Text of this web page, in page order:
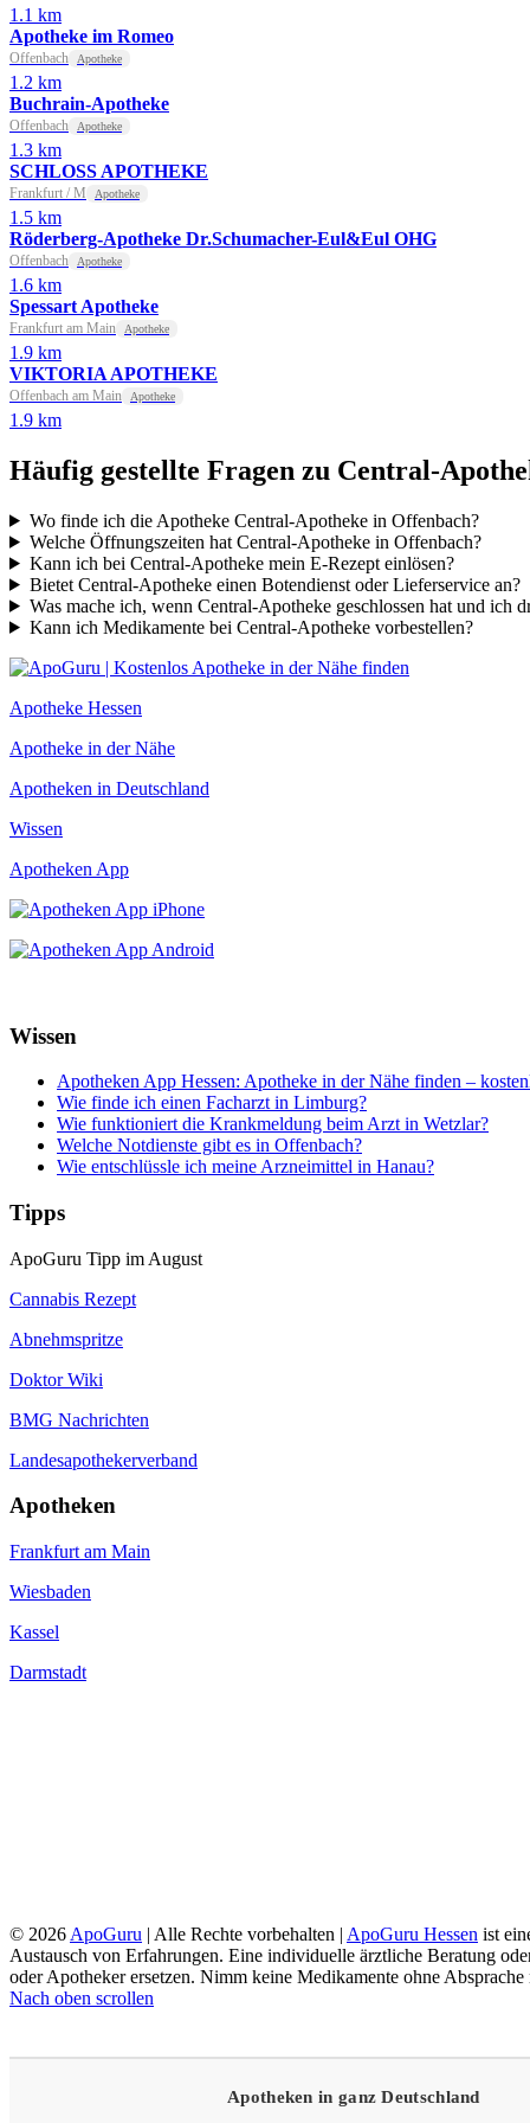
1.1 km
Apotheke im Romeo
Offenbach Apotheke
1.2 km
Buchrain-Apotheke
Offenbach Apotheke
1.3 km
SCHLOSS APOTHEKE
Frankfurt / M Apotheke
1.5 km
Röderberg-Apotheke Dr.Schumacher-Eul&Eul OHG
Offenbach Apotheke
1.6 km
Spessart Apotheke
Frankfurt am Main Apotheke
1.9 km
VIKTORIA APOTHEKE
Offenbach am Main Apotheke
1.9 km
Häufig gestellte Fragen zu Central-
Wo finde ich die Apotheke Central-Apotheke in Offenbach?
Welche Öffnungszeiten hat Central-Apotheke in Offenbach?
Kann ich bei Central-Apotheke mein E-Rezept einlösen?
Bietet Central-Apotheke einen Botendienst oder Lieferservice an?
Was mache ich, wenn Central-Apotheke geschlossen hat und ich
Kann ich Medikamente bei Central-Apotheke vorbestellen?
Apotheke Hessen
Apotheke in der Nähe
Apotheken in Deutschland
Wissen
Apotheken App
Wissen
Apotheken App Hessen: Apotheke in der Nähe finden –
Wie finde ich einen Facharzt in Limburg?
Wie funktioniert die Krankmeldung beim Arzt in Wetzlar?
Welche Notdienste gibt es in Offenbach?
Wie entschlüssle ich meine Arzneimittel in Hanau?
Tipps
ApoGuru Tipp im August
Cannabis Rezept
Abnehmspritze
Doktor Wiki
BMG Nachrichten
Landesapothekerverband
Apotheken
Frankfurt am Main
Wiesbaden
Kassel
Darmstadt
© 2026 ApoGuru | Alle Rechte vorbehalten | ApoGuru Hessen ist
Austausch von Erfahrungen. Eine individuelle ärztliche Beratung
oder Apotheker ersetzen. Nimm keine Medikamente ohne
Nach oben scrollen
Apotheken in ganz Deutschland